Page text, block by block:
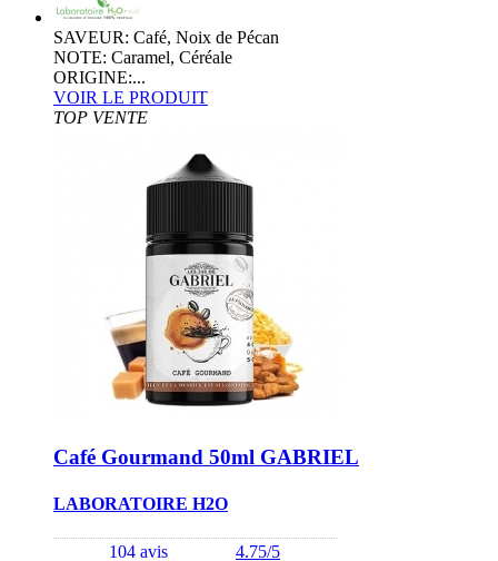
SAVEUR: Café, Noix de Pécan
NOTE: Caramel, Céréale
ORIGINE:...
VOIR LE PRODUIT
TOP VENTE
Café Gourmand 50ml GABRIEL
LABORATOIRE H2O
104 avis 4.75/5